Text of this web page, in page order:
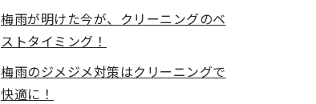
梅雨が明けた今が、クリーニングのベ
ストタイミング！
梅雨のジメジメ対策はクリーニングで
快適に！